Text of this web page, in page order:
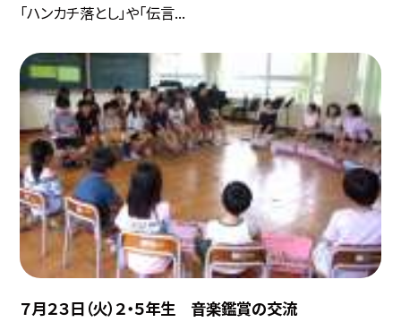
「ハンカチ落とし」や「伝言...
７月２３日（火）２・５年生 音楽鑑賞の交流